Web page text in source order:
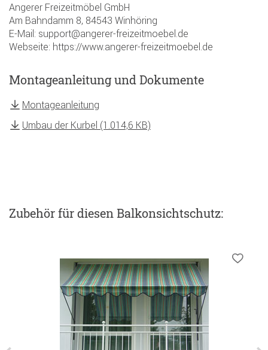
Angerer Freizeitmöbel GmbH
Am Bahndamm 8, 84543 Winhöring
E-Mail: support@angerer-freizeitmoebel.de
Webseite: https://www.angerer-freizeitmoebel.de
Montageanleitung und Dokumente
Montageanleitung
Umbau der Kurbel (1.014,6 KB)
Zubehörfür diesen Balkonsichtschutz: